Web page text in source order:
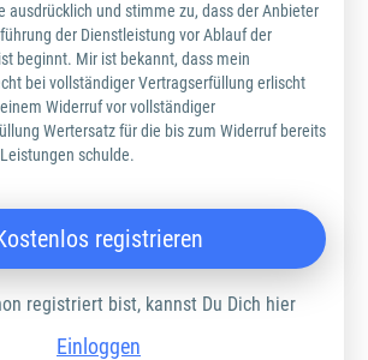
ausdrücklich und stimme zu, dass der Anbieter
der Dienstleistung vor Ablauf der
beginnt. Mir ist bekannt, dass mein
bei vollständiger Vertragserfüllung erlischt
Widerruf vor vollständiger
Wertersatz für die bis zum Widerruf bereits
schulde.
registrieren
registriert bist, kannst Du Dich hier
Einloggen